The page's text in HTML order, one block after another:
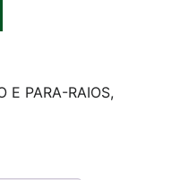
E PARA-RAIOS,